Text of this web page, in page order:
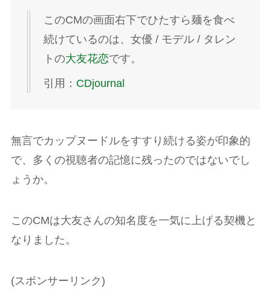
このCMの画面右下でひたすら麺を食べ
続けているのは、女優 / モデル / タレン
トの大友花恋です。
引用： CDjournal
無言でカップヌードルをすすり続ける姿が印象的
で、多くの視聴者の記憶に残ったのではないでし
ょうか。
このCMは大友さんの知名度を一気に上げる契機と
なりました。
(スポンサーリンク)